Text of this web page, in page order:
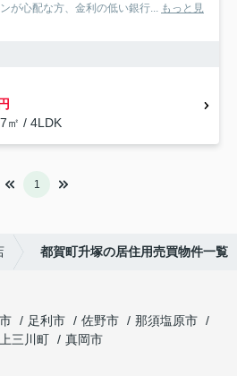
が心配な方、金利の低い銀行... もっと見
㎡ / 4LDK
1
都賀町升塚の居住用売買物件一覧
足利市 佐野市
那須塩原市
三川町
真岡市